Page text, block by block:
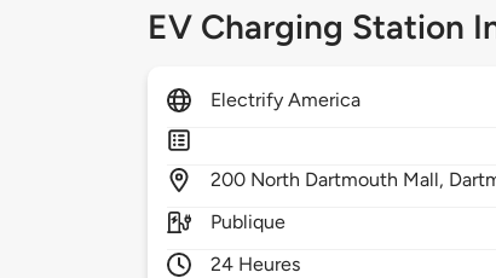
EV Charging Station
Electrify America
200 North Dartmouth Mall,
Publique
24 Heures